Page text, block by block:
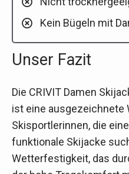
Kein Bügeln mit
Unser Fazit
Die CRIVIT Damen
ist eine ausgezeichnete
Skisportlerinnen, die
funktionale Skijacke
Wetterfestigkeit, das